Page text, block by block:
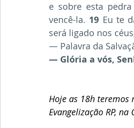
e sobre esta
vencê-la. 19 Eu te
será ligado nos
— Palavra da
— Glória a vós,
Hoje as 18h teremos
Evangelização RP,